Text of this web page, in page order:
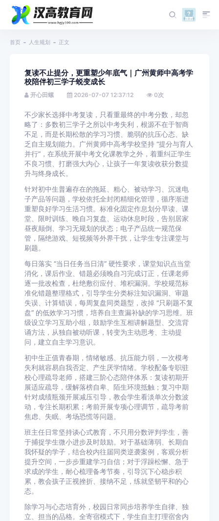
首页 人生规划 正文
复读不止提分，更重塑少年底气｜广州黄师中高考学
校陪伴初三学子蜕变成长
开心田螺 2026-07-07 12:37:12 0次
不少家长选择中考复读，只看重最终的中考分数，却忽
略了：多数初三学子之所以中考失利，根源不在于智商
不足，而是长期松散的学习习惯、脆弱的抗压心态、缺
乏自主规划能力。广州黄师中高考学校坚持 “提分与育人
并行”，在系统开展中考文化课教学之外，着重纠正学生
不良习惯、打磨强大内心，让孩子一年复读收获分数提
升与终身成长。
针对初中生普遍存在的拖延、粗心、被动学习、沉迷电
子产品等问题，学校依托全封闭精细化管理，循序渐进
重塑良好学习生活习惯。标准化固定作息划分早读、课
堂、限时训练、晚自习复盘、运动休息时段，告别居家
昼夜颠倒、学习无规划的状态；电子产品统一规范保
管，隔绝游戏、短视频等外界干扰，让学生专注课堂与
刷题。
每日落实 “当日任务当日清” 硬性要求，课堂知识点当堂
消化，课后作业、错题必须晚自习完成订正，任课老师
逐一批改检查，杜绝敷衍应付、堆积漏洞。学校规范标
准化错题整理格式，引导学生分类标注知识漏洞、审题
失误、计算错误，每周复盘同类题型，改掉 “只刷题不复
盘” 的低效学习习惯，培养自主查漏补缺的学习思维。班
级设立学习互助小组，鼓励学生互相讲解题型、交流背
诵方法，从独自被动听课，转变为主动思考、主动提
问，建立自主学习意识。
初中生正值青春期，情绪敏感、抗压能力弱，一次模考
失利就容易自我否定、产生厌学情绪。学校配备专职驻
校心理疏导老师，搭建三阶心态陪伴体系：复读初期开
展适应疏导，缓解落榜自卑、陌生环境抵触；复习中期
针对成绩瓶颈开展减压引导，教会学生看淡单次分数波
动，专注长期积累；考前开展专项心理调节，疏导考前
焦虑、失眠、考场恐慌等问题。
班主任日常坚持谈心式教育，不只用分数评判学生，善
于捕捉学生微小进步及时鼓励。对于基础薄弱、长期自
我怀疑的学子，结合校内往届同类逆袭案例，客观分析
提升空间，一步步重建学习自信；对于浮躁松懈、急于
求成的学生，耐心梳理备考节奏，引导沉下心稳步积
累，教会孩子正视挫折、接纳不足，练就坚韧平和的心
态。
除学习与心态培育外，校园日常同步培养学生自律、独
立、担当的品格。全寄宿模式下，学生自主打理宿舍内